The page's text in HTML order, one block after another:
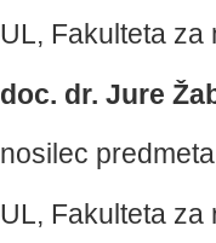
UL, Fakulteta za
doc. dr. Jure
nosilec
UL, Fakulteta za